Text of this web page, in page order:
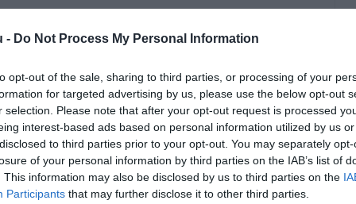
- Do Not Process My Personal Information
opt-out of the sale, sharing to third parties, or processing of your
for targeted advertising by us, please use the below opt-out
selection. Please note that after your opt-out request is processed
interest-based ads based on personal information utilized by us
to third parties prior to your opt-out. You may separately
of your personal information by third parties on the IAB’s list of
This information may also be disclosed by us to third parties on the
Participants that may further disclose it to other third parties.
autógyártást a Toyota egyik
tesztek hamisítási botránya
lehet érintett. Mindez igen
beszállítóira is.